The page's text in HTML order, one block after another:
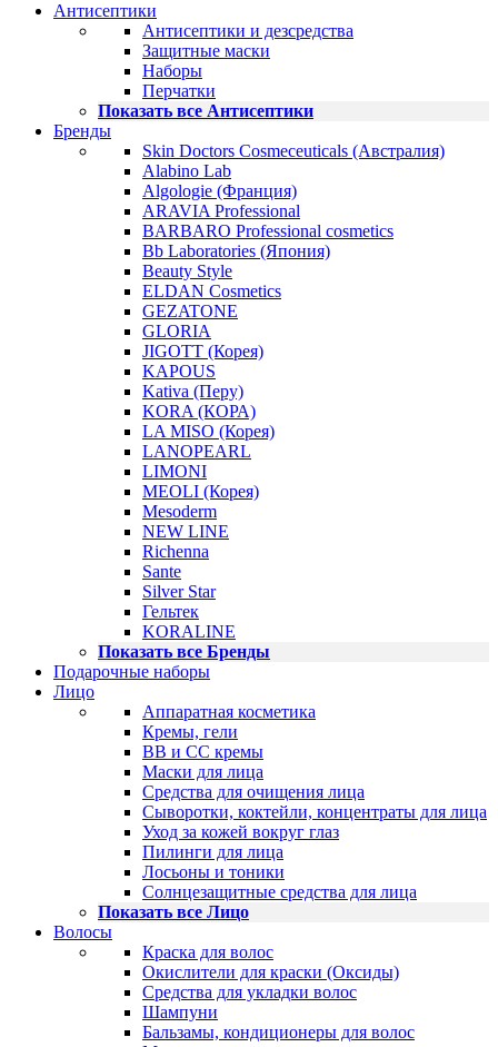
Антисептики
Антисептики и дезсредства
Защитные маски
Наборы
Перчатки
Показать все Антисептики
Бренды
Skin Doctors Cosmeceuticals (Австралия)
Alabino Lab
Algologie (Франция)
ARAVIA Professional
BARBARO Professional cosmetics
Bb Laboratories (Япония)
Beauty Style
ELDAN Cosmetics
GEZATONE
GLORIA
JIGOTT (Корея)
KAPOUS
Kativa (Перу)
KORA (КОРА)
LA MISO (Корея)
LANOPEARL
LIMONI
MEOLI (Корея)
Mesoderm
NEW LINE
Richenna
Sante
Silver Star
Гельтек
KORALINE
Показать все Бренды
Подарочные наборы
Лицо
Аппаратная косметика
Кремы, гели
BB и CC кремы
Маски для лица
Средства для очищения лица
Сыворотки, коктейли, концентраты для лица
Уход за кожей вокруг глаз
Пилинги для лица
Лосьоны и тоники
Солнцезащитные средства для лица
Показать все Лицо
Волосы
Краска для волос
Окислители для краски (Оксиды)
Средства для укладки волос
Шампуни
Бальзамы, кондиционеры для волос